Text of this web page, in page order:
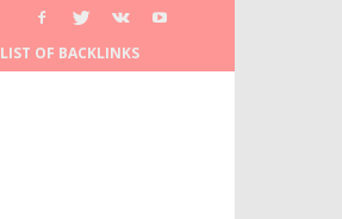
LIST OF BACKLINKS